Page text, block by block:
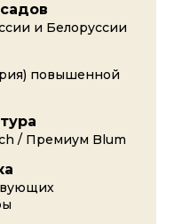
и Белоруссии
повышенной
/ Премиум Blum